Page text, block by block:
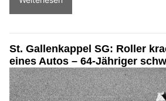
St. Gallenkappel SG: Roller
eines Autos – 64-Jähriger